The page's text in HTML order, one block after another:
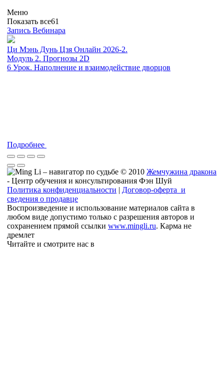
Меню
Показать все61
Запись Вебинара
Ци Мэнь Дунь Цзя Онлайн 2026-2.
Модуль 2. Прогнозы 2D
6 Урок. Наполнение и взаимодействие дворцов
Подробнее
© 2010 Жемчужина дракона
- Центр обучения и консультирования Фэн Шуй
Политика конфиденциальности | Договор-оферта и
сведения о продавце
Воспроизведение и использование материалов сайта в
любом виде допустимо только с разрешения авторов и
сохранением прямой ссылки www.mingli.ru. Карма не
дремлет
Читайте и смотрите нас в